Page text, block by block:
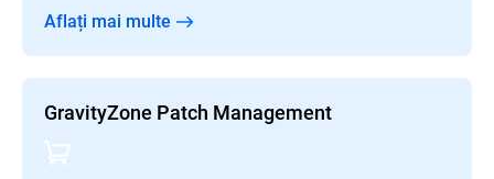
Aflați mai multe
GravityZone Patch Management